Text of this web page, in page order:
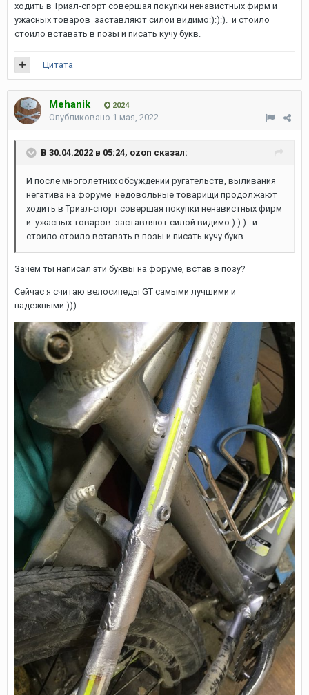
ходить в Триал-спорт совершая покупки ненавистных фирм и
ужасных товаров заставляют силой видимо:):):). и стоило
стоило вставать в позы и писать кучу букв.
Цитата
Mehanik 2024
Опубликовано 1 мая, 2022
В 30.04.2022 в 05:24, ozon сказал:
И после многолетних обсуждений ругательств, выливания
негатива на форуме недовольные товарищи продолжают
ходить в Триал-спорт совершая покупки ненавистных фирм
и ужасных товаров заставляют силой видимо:):):). и
стоило стоило вставать в позы и писать кучу букв.
Зачем ты написал эти буквы на форуме, встав в позу?
Сейчас я считаю велосипеды GT самыми лучшими и
надежными.)))